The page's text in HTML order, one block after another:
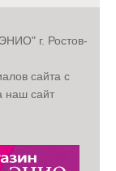
г. Ростов-
сайта с
наш сайт